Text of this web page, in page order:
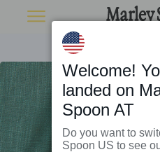
Welcome!
landed on
Spoon AT
Do you want to
Spoon US to see